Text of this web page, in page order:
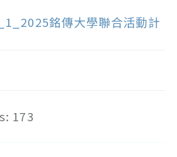
銘傳大學聯合活動計
173